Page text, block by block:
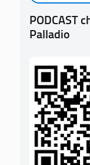
PODCAST
Palladio